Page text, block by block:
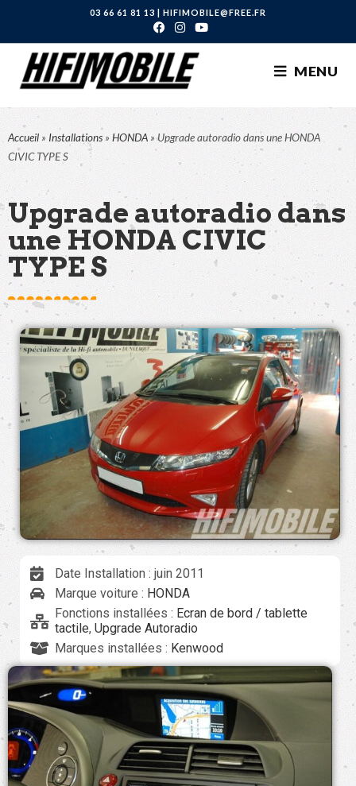
03 66 61 81 13 | HIFIMOBILE@FREE.FR
MENU
Accueil » Installations » HONDA »Upgrade autoradio dans une HONDA
CIVIC TYPE S
Upgrade autoradio dans
une HONDA CIVIC
TYPE S
Date Installation : juin 2011
Marque voiture : HONDA
Fonctions installées : Ecran de bord / tablette
tactile, Upgrade Autoradio
Marques installées : Kenwood